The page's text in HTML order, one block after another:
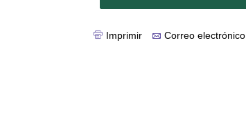
Imprimir Correo electrónico